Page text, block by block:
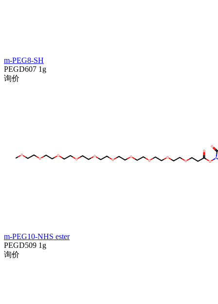
m-PEG8-SH
PEGD607 1g
询价
m-PEG10-NHS ester
PEGD509 1g
询价